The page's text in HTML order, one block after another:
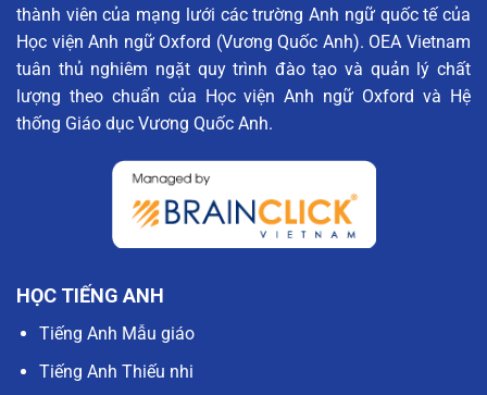
thành viên của mạng lưới các trường Anh ngữ quốc tế của
Học viện Anh ngữ Oxford (Vương Quốc Anh). OEA Vietnam
tuân thủ nghiêm ngặt quy trình đào tạo và quản lý chất
lượng theo chuẩn của Học viện Anh ngữ Oxford và Hệ
thống Giáo dục Vương Quốc Anh.
HỌC TIẾNG ANH
Tiếng Anh Mẫu giáo
Tiếng Anh Thiếu nhi